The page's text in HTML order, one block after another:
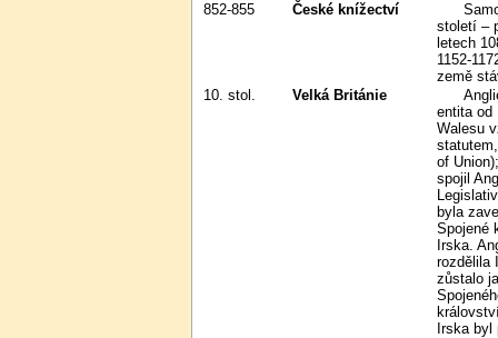
852-855
České knížectví
Samostatný český stát vznikl v 9.
století –
letech
1152-
země
10. stol.
Velká Británie
Anglie existovala jako sjednocená
entita od
Walesu
of
spojil
byla
Spojené
Irska.
rozdělila
zůstalo
Irska byl